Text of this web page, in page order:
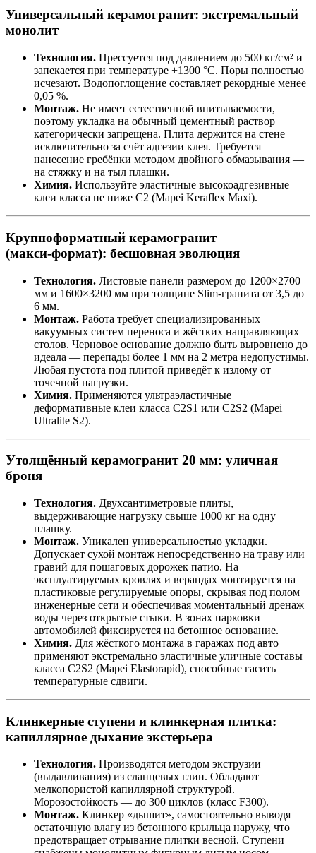
Универсальный керамогранит: экстремальный
монолит
Технология. Прессуется под давлением до 500 кг/см² и
запекается при температуре +1300 °C. Поры полностью
исчезают. Водопоглощение составляет рекордные менее
0,05 %.
Монтаж. Не имеет естественной впитываемости,
поэтому укладка на обычный цементный раствор
категорически запрещена. Плита держится на стене
исключительно за счёт адгезии клея. Требуется
нанесение гребёнки методом двойного обмазывания —
на стяжку и на тыл плашки.
Химия. Используйте эластичные высокоадгезивные
клеи класса не ниже C2 (Mapei Keraflex Maxi).
Крупноформатный керамогранит
(макси‑формат): бесшовная эволюция
Технология. Листовые панели размером до 1200×2700
мм и 1600×3200 мм при толщине Slim‑гранита от 3,5 до
6 мм.
Монтаж. Работа требует специализированных
вакуумных систем переноса и жёстких направляющих
столов. Черновое основание должно быть выровнено до
идеала — перепады более 1 мм на 2 метра недопустимы.
Любая пустота под плитой приведёт к излому от
точечной нагрузки.
Химия. Применяются ультраэластичные
деформативные клеи класса C2S1 или C2S2 (Mapei
Ultralite S2).
Утолщённый керамогранит 20 мм: уличная
броня
Технология. Двухсантиметровые плиты,
выдерживающие нагрузку свыше 1000 кг на одну
плашку.
Монтаж. Уникален универсальностью укладки.
Допускает сухой монтаж непосредственно на траву или
гравий для пошаговых дорожек патио. На
эксплуатируемых кровлях и верандах монтируется на
пластиковые регулируемые опоры, скрывая под полом
инженерные сети и обеспечивая моментальный дренаж
воды через открытые стыки. В зонах парковки
автомобилей фиксируется на бетонное основание.
Химия. Для жёсткого монтажа в гаражах под авто
применяют экстремально эластичные уличные составы
класса C2S2 (Mapei Elastorapid), способные гасить
температурные сдвиги.
Клинкерные ступени и клинкерная плитка:
капиллярное дыхание экстерьера
Технология. Производятся методом экструзии
(выдавливания) из сланцевых глин. Обладают
мелкопористой капиллярной структурой.
Морозостойкость — до 300 циклов (класс F300).
Монтаж. Клинкер «дышит», самостоятельно выводя
остаточную влагу из бетонного крыльца наружу, что
предотвращает отрывание плитки весной. Ступени